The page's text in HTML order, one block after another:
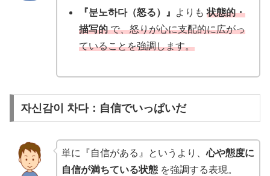
『분노하다（怒る）』
よりも状態的・
描写的で、怒りが心に支配的に広がっ
ていることを強調します。
자신감이 차다：自信でいっぱいだ
単に『自信がある』というより、心や態度に
自信が満ちている状態を強調する表現。